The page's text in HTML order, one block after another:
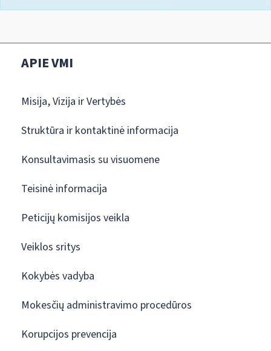
APIE VMI
Misija, Vizija ir Vertybės
Struktūra ir kontaktinė informacija
Konsultavimasis su visuomene
Teisinė informacija
Peticijų komisijos veikla
Veiklos sritys
Kokybės vadyba
Mokesčių administravimo procedūros
Korupcijos prevencija